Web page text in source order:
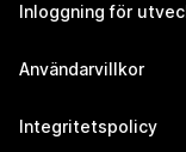
Inloggning för
Användarvillkor
Integritetspolicy